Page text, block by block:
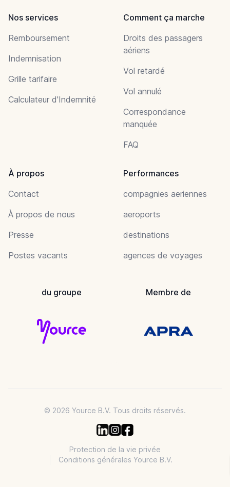
Nos services
Remboursement
Indemnisation
Grille tarifaire
Calculateur d'Indemnité
Comment ça marche
Droits des passagers
aériens
Vol retardé
Vol annulé
Correspondance
manquée
FAQ
À propos
Contact
À propos de nous
Presse
Postes vacants
Performances
compagnies aeriennes
aeroports
destinations
agences de voyages
du groupe Membre de
© 2026 Yource B.V. Tous droits réservés.
Protection de la vie privée
Conditions générales Yource B.V.